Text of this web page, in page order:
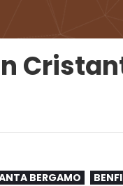
BERGAMO